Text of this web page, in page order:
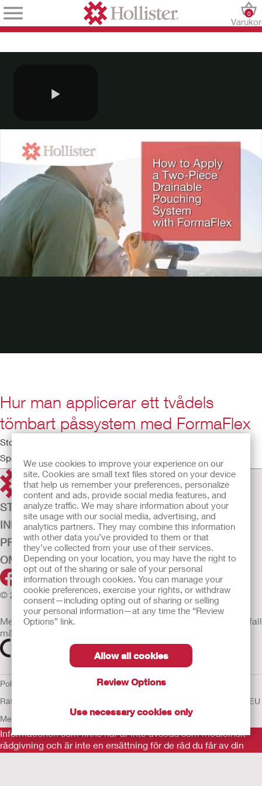
We use cookies to improve your experience on our
site. Cookies are small text files stored on your device
that help us remember your preferences, personalize
content and ads, provide social media features, and
analyze traffic. We may share information about your
site usage with our social media, advertising, and
analytics partners. They may combine this information
with other data you’ve provided to them or that
they’ve collected from your use of their services.
Depending on your location, you may have the right to
opt out of the sharing or sale of your personal
information through cookies. You can manage your
cookie preferences, exercise your rights, or withdraw
consent—including opting out of sharing or selling
your personal information—at any time the “Review
Options” link.
Allow all cookies
Review Options
Use necessary cookies only
0
Hur man applicerar ett tvådels
tömbart påssystem med FormaFlex
Stomiutbildning
Speltid: 5:09
STOMI
INKONTINENS
PRODUKTER
OM OSS
© 2026 Hollister Incorporated
Medicintekniska enheter som säljs i EU är i förekommande fall
märkta med någon av följande symboler
Policy för Mänskliga
Rättigheter
EU
Meddelande till Visselblåsare
Informationen som finns här är inte avsedd som medicinsk
rådgivning och är inte en ersättning för de råd du får av din
personliga läkare eller annan vårdpersonal. Informationen här